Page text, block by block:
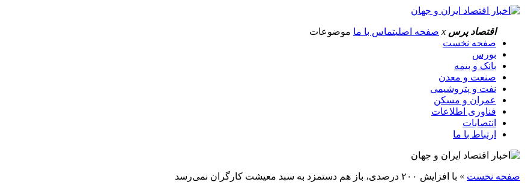
اقتصاد پرس x صفحه اصلیتماس با ما موضوعات
صفحه نخست
بورس
بانک و بیمه
صنعت و معدن
نفت و پتروشیمی
عمران و مسکن
فناوری اطلاعات
انتصابات
ارتباط با ما
صفحه نخست » با افزایش ۲۰۰ درصدی، باز هم دستمزد به سبد معیشت کارگران نمی‌رسد